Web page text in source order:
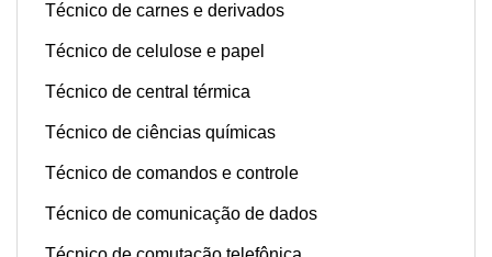
Técnico de carnes e derivados
Técnico de celulose e papel
Técnico de central térmica
Técnico de ciências químicas
Técnico de comandos e controle
Técnico de comunicação de dados